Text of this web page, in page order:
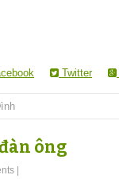
Twitter
ông
|